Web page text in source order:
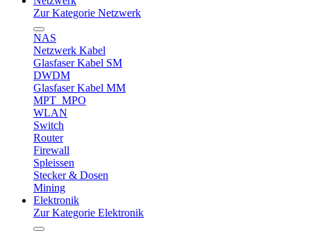
Zur Kategorie Netzwerk
NAS
Netzwerk Kabel
Glasfaser Kabel SM
DWDM
Glasfaser Kabel MM
MPT_MPO
WLAN
Switch
Router
Firewall
Spleissen
Stecker & Dosen
Mining
Elektronik
Zur Kategorie Elektronik